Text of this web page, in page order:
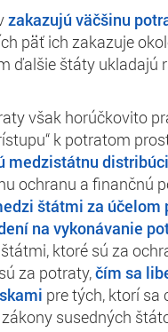
zakazujú väčšinu
päť ich zakazuje
ďalšie štáty ukladajú
však horúčkovito
k potratom
medzistátnu
ochranu a finančnú
štátmi za účelom
na vykonávanie
ktoré sú za
za potraty,čím sa
pre tých, ktorí sa
susedných